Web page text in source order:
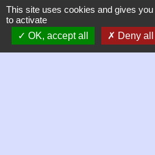
Contacts
Commune de Chambles
This site uses cookies and gives
to activate
OK, accept all
Deny